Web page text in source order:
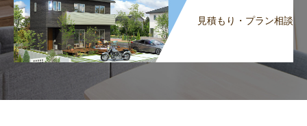
見積もり・プラン相談